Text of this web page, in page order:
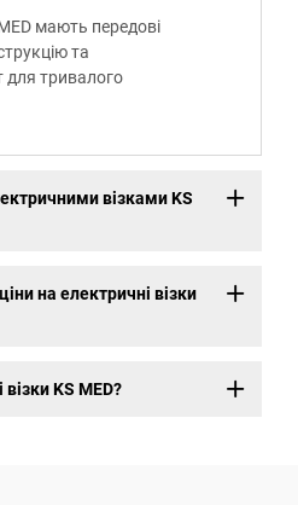
мають передові
та
для тривалого
візками KS
на електричні візки
KS MED?